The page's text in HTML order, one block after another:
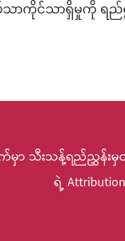
ာကိုင်သာရှိမှုကို ရည်
သီးသန့်ရည်ညွှန်းမှတ်
ရဲ့